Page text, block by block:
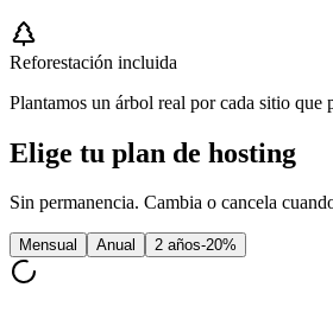
Reforestación incluida
Plantamos un árbol real por cada sitio que
Elige tu plan de hosting
Sin permanencia. Cambia o cancela
Mensual Anual 2 años-20%